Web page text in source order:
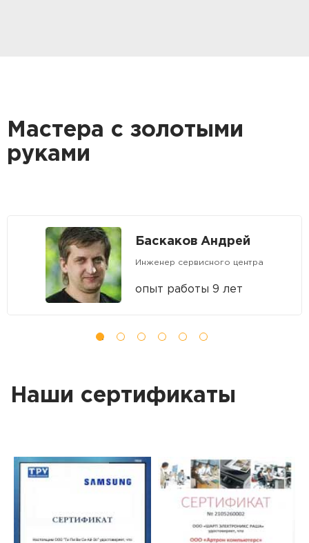
Мастера с золотыми
руками
Баскаков Андрей
Инженер сервисного центра
опыт работы 9 лет
Наши сертификаты